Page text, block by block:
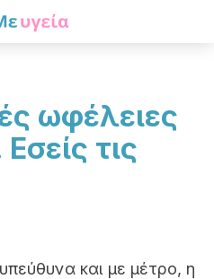
ωφέλειες
τις
και με μέτρο, η